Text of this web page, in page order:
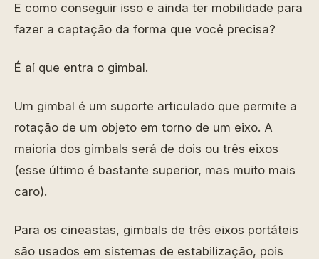
E como conseguir isso e ainda ter mobilidade para
fazer a captação da forma que você precisa?
É aí que entra o gimbal.
Um gimbal é um suporte articulado que permite a
rotação de um objeto em torno de um eixo. A
maioria dos gimbals será de dois ou três eixos
(esse último é bastante superior, mas muito mais
caro).
Para os cineastas, gimbals de três eixos portáteis
são usados em sistemas de estabilização, pois